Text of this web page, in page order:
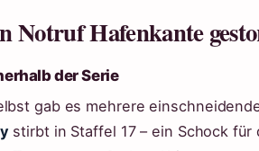
Notruf Hafenkante
der Serie
gab es mehrere
stirbt in Staffel 17 – ein Schock für